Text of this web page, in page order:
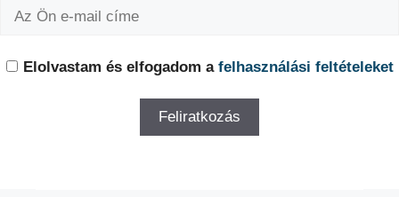
Elolvastam és elfogadom a felhasználási feltételeket